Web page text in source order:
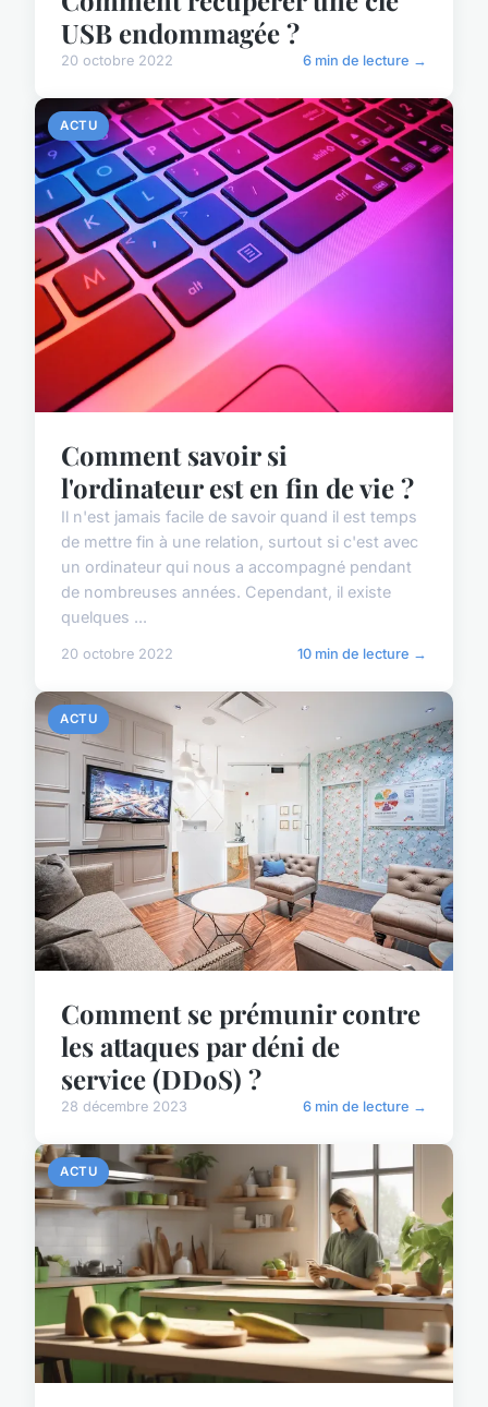
USB endommagée ?
20 octobre 2022 6 min de lecture →
ACTU
Comment savoir si
l'ordinateur est en fin de vie ?
Il n'est jamais facile de savoir quand il est temps
de mettre fin à une relation, surtout si c'est avec
un ordinateur qui nous a accompagné pendant
de nombreuses années. Cependant, il existe
quelques ...
20 octobre 2022 10 min de lecture →
ACTU
Comment se prémunir contre
les attaques par déni de
service (DDoS) ?
28 décembre 2023 6 min de lecture →
ACTU